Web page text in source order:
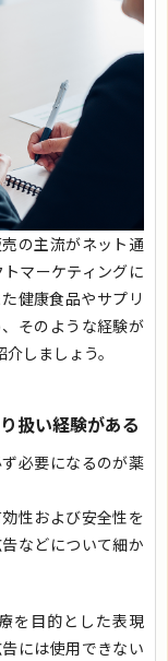
の主流がネット通
マーケティングに
健康食品やサプリ
そのような経験が
しましょう。
扱い経験がある
必要になるのが薬
性および安全性を
などについて細か
を目的とした表現
には使用できない